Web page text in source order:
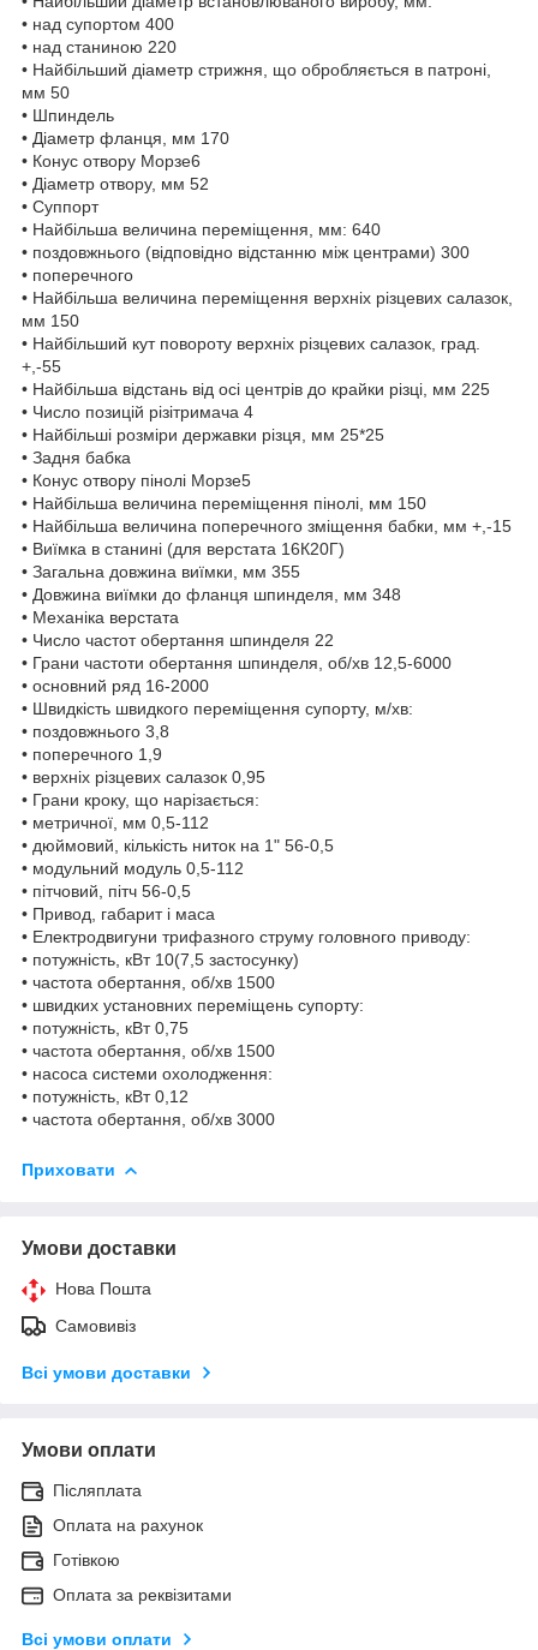
• над супортом 400
• над станиною 220
• Найбільший діаметр стрижня, що обробляється в патроні,
мм 50
• Шпиндель
• Діаметр фланця, мм 170
• Конус отвору Морзе6
• Діаметр отвору, мм 52
• Суппорт
• Найбільша величина переміщення, мм: 640
• поздовжнього (відповідно відстанню між центрами) 300
• поперечного
• Найбільша величина переміщення верхніх різцевих салазок,
мм 150
• Найбільший кут повороту верхніх різцевих салазок, град.
+,-55
• Найбільша відстань від осі центрів до крайки різці, мм 225
• Число позицій різітримача 4
• Найбільші розміри державки різця, мм 25*25
• Задня бабка
• Конус отвору пінолі Морзе5
• Найбільша величина переміщення пінолі, мм 150
• Найбільша величина поперечного зміщення бабки, мм +,-15
• Виїмка в станині (для верстата 16К20Г)
• Загальна довжина виїмки, мм 355
• Довжина виїмки до фланця шпинделя, мм 348
• Механіка верстата
• Число частот обертання шпинделя 22
• Грани частоти обертання шпинделя, об/хв 12,5-6000
• основний ряд 16-2000
• Швидкість швидкого переміщення супорту, м/хв:
• поздовжнього 3,8
• поперечного 1,9
• верхніх різцевих салазок 0,95
• Грани кроку, що нарізається:
• метричної, мм 0,5-112
• дюймовий, кількість ниток на 1" 56-0,5
• модульний модуль 0,5-112
• пітчовий, пітч 56-0,5
• Привод, габарит і маса
• Електродвигуни трифазного струму головного приводу:
• потужність, кВт 10(7,5 застосунку)
• частота обертання, об/хв 1500
• швидких установних переміщень супорту:
• потужність, кВт 0,75
• частота обертання, об/хв 1500
• насоса системи охолодження:
• потужність, кВт 0,12
• частота обертання, об/хв 3000
Приховати
Умови доставки
Нова Пошта
Самовивіз
Всі умови доставки
Умови оплати
Післяплата
Оплата на рахунок
Готівкою
Оплата за реквізитами
Всі умови оплати